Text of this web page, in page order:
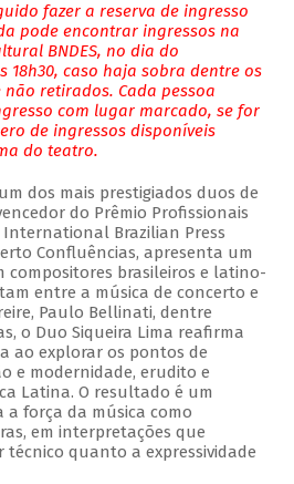
fazer a reserva de ingresso
pode encontrar ingressos na
BNDES, no dia do
18h30, caso haja sobra dentre os
retirados. Cada pessoa
com lugar marcado, se for
de ingressos disponíveis
do teatro.
dos mais prestigiados duos de
do Prêmio Profissionais
International Brazilian Press
Confluências, apresenta um
compositores brasileiros e latino-
entre a música de concerto e
Paulo Bellinati, dentre
o Duo Siqueira Lima reafirma
ao explorar os pontos de
e modernidade, erudito e
Latina. O resultado é um
a força da música como
em interpretações que
quanto a expressividade